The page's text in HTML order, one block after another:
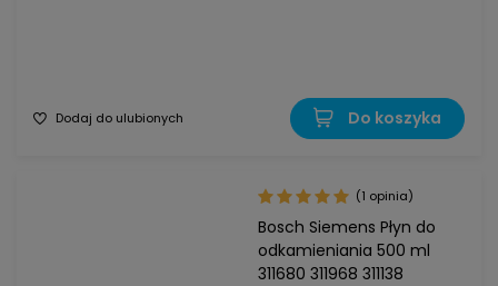
Dodaj do ulubionych Do koszyka
Bosch Siemens Płyn do
odkamieniania 500 ml
311680 311968 311138
(1 opinia)